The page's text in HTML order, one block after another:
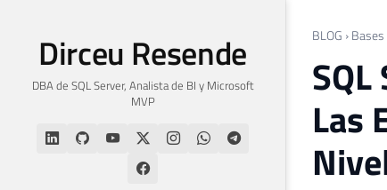
Dirceu Resende
DBA de SQL Server, Analista de BI y Microsoft
MVP
BLOG ›
Las